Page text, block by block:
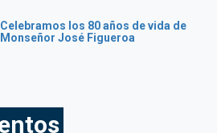
Celebramos los 80 años de vida de
Monseñor José Figueroa